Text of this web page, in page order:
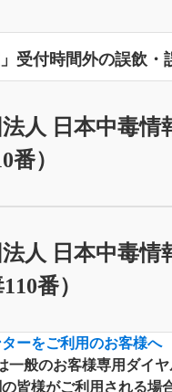
」受付時間外の誤飲
人 日本中毒情
番）
人 日本中毒情
番）
ーをご利用のお客様へ
一般のお客様専用ダイ
皆様がご利用される場